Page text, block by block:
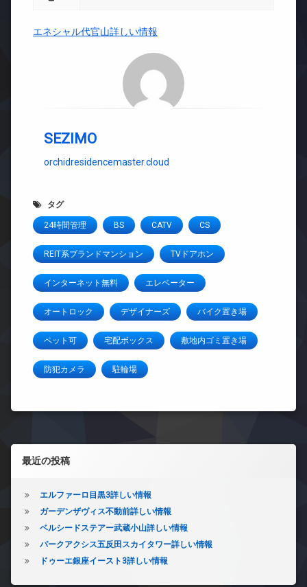
エネシャル代官山詳しい情報
SEZIMO
orchidresidencemaster.cloud
タグ
24時間管理 BS CATV CS
REIT系ブランドマンション TVドアホン
インターネット無料 エレベーター
オートロック デザイナーズ バイク置き場
ペット可 宅配ボックス 敷地内ゴミ置き場
防犯カメラ 駐輪場
左サイドバー
最近の投稿
エルファーロ目黒3詳しい情報
ガーデンザヴィス不動前詳しい情報
ベルシードステアー武蔵小山詳しい情報
パークアクシス五反田スカイタワー詳しい情報
ドゥーエ銀座イースト3詳しい情報